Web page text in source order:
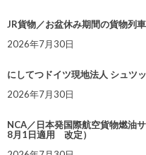
JR貨物／お盆休み期間の貨物列
2026年7月30日
にしてつドイツ現地法人 シュツ
2026年7月30日
NCA／日本発国際航空貨物燃油
8月1日適用 改定）